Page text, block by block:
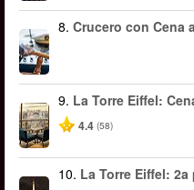
8. Crucero con Cena
9. La Torre Eiffel:
4.4 (58)
10. La Torre Eiffel: